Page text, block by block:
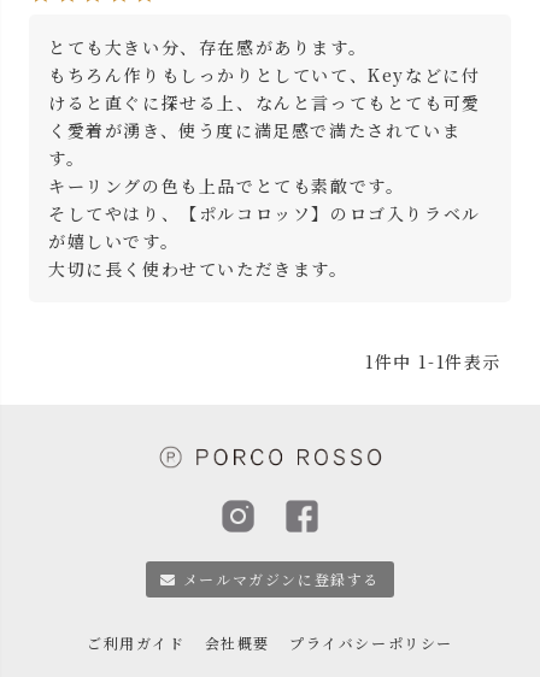
とても大きい分、存在感があります。
もちろん作りもしっかりとしていて、Keyなどに付
けると直ぐに探せる上、なんと言ってもとても可愛
く愛着が湧き、使う度に満足感で満たされていま
す。
キーリングの色も上品でとても素敵です。
そしてやはり、【ポルコロッソ】のロゴ入りラベル
が嬉しいです。
1件中 1-1件表示
メールマガジンに登録する
ご利用ガイド 会社概要 プライバシーポリシー